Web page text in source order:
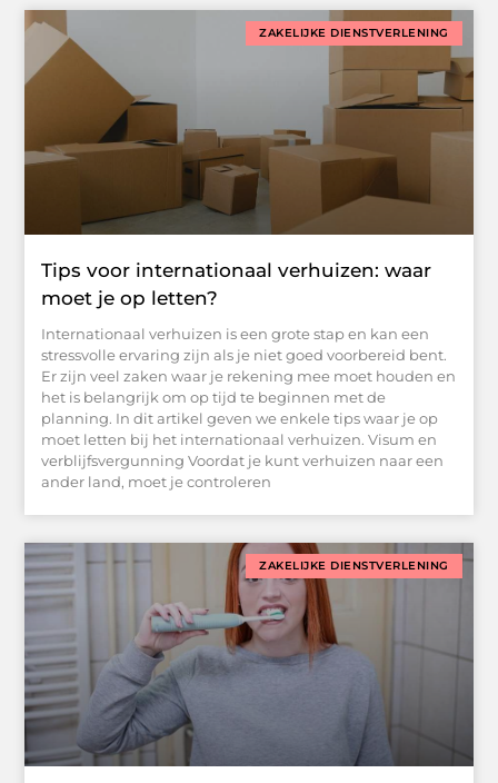
ZAKELIJKE DIENSTVERLENING
Tips voor internationaal verhuizen: waar
moet je op letten?
Internationaal verhuizen is een grote stap en kan een
stressvolle ervaring zijn als je niet goed voorbereid bent.
Er zijn veel zaken waar je rekening mee moet houden en
het is belangrijk om op tijd te beginnen met de
planning. In dit artikel geven we enkele tips waar je op
moet letten bij het internationaal verhuizen. Visum en
verblijfsvergunning Voordat je kunt verhuizen naar een
ander land, moet je controleren
ZAKELIJKE DIENSTVERLENING